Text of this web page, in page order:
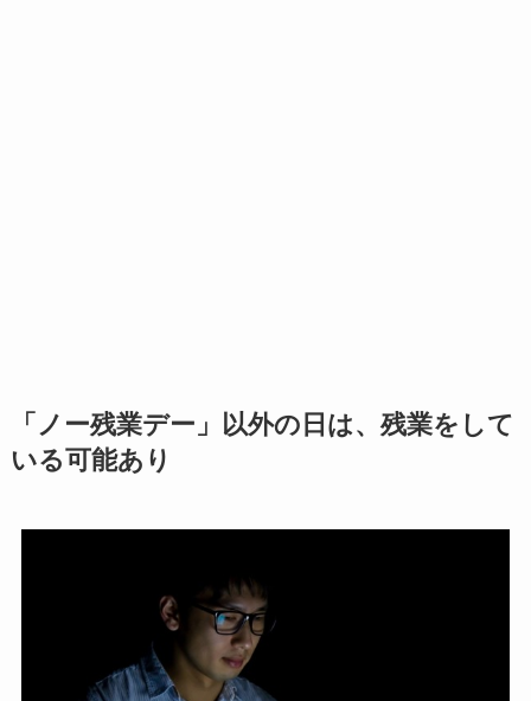
「ノー残業デー」以外の日は、残業をして
いる可能あり